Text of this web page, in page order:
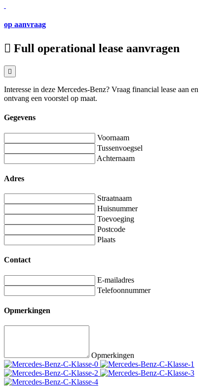
op aanvraag
Full operational lease aanvragen
Interesse in deze Mercedes-Benz? Vraag financial lease aan en
ontvang een voorstel op maat.
Gegevens
Voornaam
Tussenvoegsel
Achternaam
Adres
Straatnaam
Huisnummer
Toevoeging
Postcode
Plaats
Contact
E-mailadres
Telefoonnummer
Opmerkingen
Opmerkingen